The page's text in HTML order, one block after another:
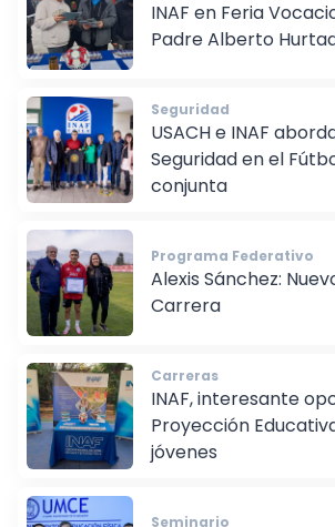
Feria
INAF en Feria
Seguridad
USACH e INAF
Seguridad en el
conjunta
Programa Federativo
Alexis Sánchez:
Carreras
INAF, interesante
Proyección
jóvenes